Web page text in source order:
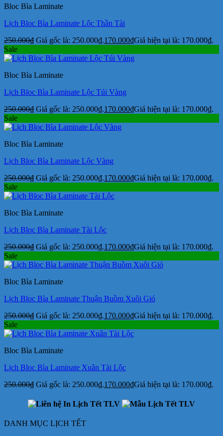
Bloc Bìa Laminate
Lịch Bloc Bìa Laminate Lộc Thần Tài
250.000₫ Giá gốc là: 250.000₫.170.000₫Giá hiện tại là: 170.000₫.
Sale
Bloc Bìa Laminate
Lịch Bloc Bìa Laminate Lộc Túi Vàng
250.000₫ Giá gốc là: 250.000₫.170.000₫Giá hiện tại là: 170.000₫.
Sale
Bloc Bìa Laminate
Lịch Bloc Bìa Laminate Lộc Vàng
250.000₫ Giá gốc là: 250.000₫.170.000₫Giá hiện tại là: 170.000₫.
Sale
Bloc Bìa Laminate
Lịch Bloc Bìa Laminate Tài Lộc
250.000₫ Giá gốc là: 250.000₫.170.000₫Giá hiện tại là: 170.000₫.
Sale
Bloc Bìa Laminate
Lịch Bloc Bìa Laminate Thuận Buồm Xuôi Gió
250.000₫ Giá gốc là: 250.000₫.170.000₫Giá hiện tại là: 170.000₫.
Sale
Bloc Bìa Laminate
Lịch Bloc Bìa Laminate Xuân Tài Lộc
250.000₫ Giá gốc là: 250.000₫.170.000₫Giá hiện tại là: 170.000₫.
DANH MỤC LỊCH TẾT